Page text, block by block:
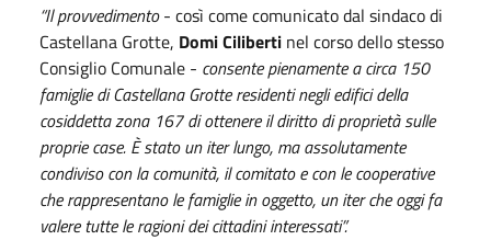
“Il provvedimento- così come comunicato dal sindaco di
Castellana Grotte, Domi Ciliberti nel corso dello stesso
Consiglio Comunale - consente pienamente a circa 150
famiglie di Castellana Grotte residenti negli edifici della
cosiddetta zona 167 di ottenere il diritto di proprietà sulle
proprie case. È stato un iter lungo, ma assolutamente
condiviso con la comunità, il comitato e con le cooperative
che rappresentano le famiglie in oggetto, un iter che oggi fa
valere tutte le ragioni dei cittadini interessati”.